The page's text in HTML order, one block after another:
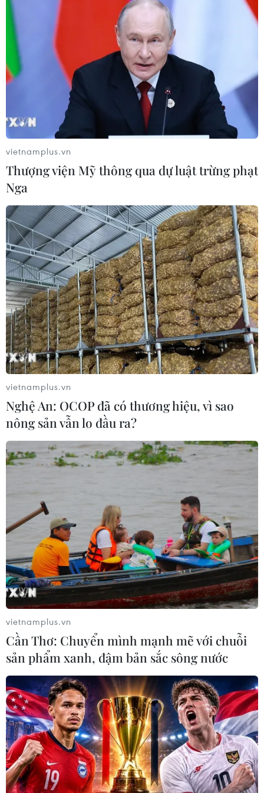
Thời tiết ngày 7/8: Bắc Bộ và Bắc
Trung Bộ giảm mưa về đêm, cục bộ
có mưa to
06/08/2026 23:15
Kế hoạch hành động phòng, chống
bão, lũ, thiên tai cực đoan và biến đổi
khí hậu
06/08/2026 23:00
Mưa lớn gây ngập lụt, chia cắt nhiều
khu vực ở Nghệ An
06/08/2026 13:06
Đắk Lắk truy quét, xử lý tình trạng
phá rừng, lấn chiếm đất rừng
06/08/2026 12:36
Cảnh báo mưa cường độ lớn trên
100mm tại Bắc Bộ, Thanh Hóa và
Nghệ An
06/08/2026 10:23
Mưa lớn kéo dài gây nhiều thiệt hại
về nhà ở, giao thông tại tỉnh Sơn La
06/08/2026 09:48
Xem thêm
CƠ QUAN CHỦ QUẢN: THÔNG TẤN XÃ VIỆT NAM
Tổng Biên tập: TRẦN TIẾN DUẨN
Phó Tổng Biên tập: NGUYỄN THỊ TÁM, KHÚC THANH
THỦY
Sở hữu trí tuệ
Quy định sử dụng
RSS
Hỗ trợ
Ngôn ngữ
TTXVN
Dịch vụ tin
Quảng cáo
Liên hệ
vietnamplus.vn
Thượng viện Mỹ thông qua dự luật trừng phạt
Nga
vietnamplus.vn
Nghệ An: OCOP đã có thương hiệu, vì sao
nông sản vẫn lo đầu ra?
vietnamplus.vn
Cần Thơ: Chuyển mình mạnh mẽ với chuỗi
sản phẩm xanh, đậm bản sắc sông nước